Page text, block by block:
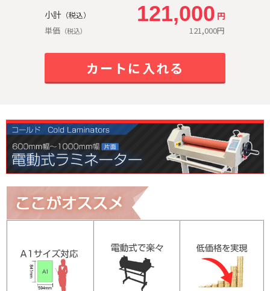
小計 （税込） 121,000 円
単価 （税込） 121,000円
カートに入れる